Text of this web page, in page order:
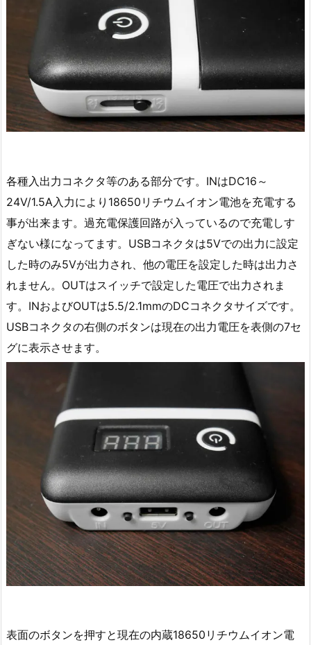
各種入出力コネクタ等のある部分です。INはDC16～
24V/1.5A入力により18650リチウムイオン電池を充電する
事が出来ます。過充電保護回路が入っているので充電しす
ぎない様になってます。USBコネクタは5Vでの出力に設定
した時のみ5Vが出力され、他の電圧を設定した時は出力さ
れません。OUTはスイッチで設定した電圧で出力されま
す。INおよびOUTは5.5/2.1mmのDCコネクタサイズです。
USBコネクタの右側のボタンは現在の出力電圧を表側の7セ
グに表示させます。
表面のボタンを押すと現在の内蔵18650リチウムイオン電